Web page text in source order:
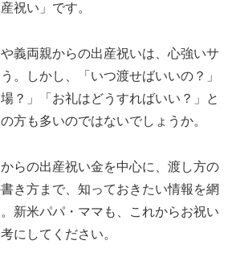
祝い」です。
義両親からの出産祝いは、心強いサ
。しかし、「いつ渡せばいいの？」
？」「お礼はどうすればいい？」と
方も多いのではないでしょうか。
らの出産祝い金を中心に、渡し方の
き方まで、知っておきたい情報を網
新米パパ・ママも、これからお祝い
にしてください。